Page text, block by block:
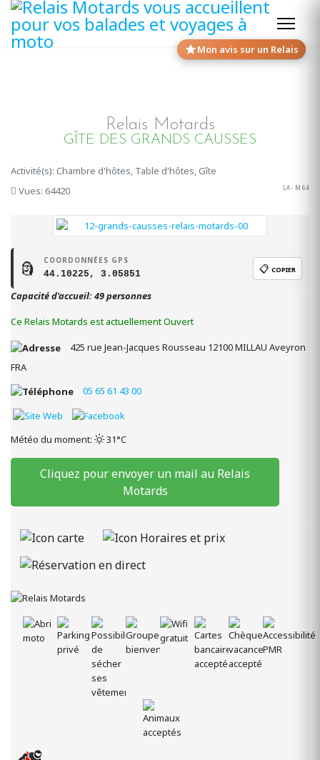
Mon avis sur un Relais
Relais Motards
GÎTE DES GRANDS CAUSSES
Activité(s): Chambre d'hôtes, Table d'hôtes, Gîte
Vues: 64420
LA - M 64
🗿 COORDONNÉES GPS
44.10225, 3.05851 📋 COPIER
Capacité d'accueil: 49 personnes
Ce Relais Motards est actuellement Ouvert
425 rue Jean-Jacques Rousseau 12100MILLAU Aveyron
FRA
05 65 61 43 00
Météo du moment: 31°C
Cliquez pour envoyer un mail au Relais
Motards